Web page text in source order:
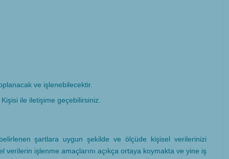
ve işlenebilecektir.
ile iletişime geçebilirsiniz.
şartlara uygun şekilde ve ölçüde kişisel verilerinizi
işlenme amaçlarını açıkça ortaya koymakta ve yine iş